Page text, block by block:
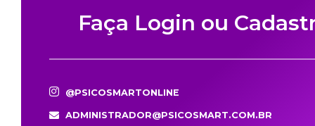
Faça Login ou
@PSICOSMARTONLINE
ADMINISTRADOR@PSICOSMART.COM.BR